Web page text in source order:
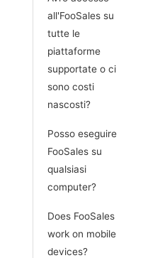
all'FooSales su
tutte le
piattaforme
supportate o ci
sono costi
nascosti?
Posso eseguire
FooSales su
qualsiasi
computer?
Does FooSales
work on mobile
devices?